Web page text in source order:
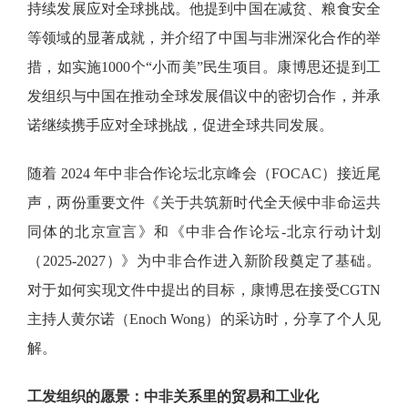
持续发展应对全球挑战。他提到中国在减贫、粮食安全
等领域的显著成就，并介绍了中国与非洲深化合作的举
措，如实施1000个“小而美”民生项目。康博思还提到工
发组织与中国在推动全球发展倡议中的密切合作，并承
诺继续携手应对全球挑战，促进全球共同发展。
随着 2024 年中非合作论坛北京峰会（FOCAC）接近尾
声，两份重要文件《关于共筑新时代全天候中非命运共
同体的北京宣言》和《中非合作论坛-北京行动计划
（2025-2027）》为中非合作进入新阶段奠定了基础。
对于如何实现文件中提出的目标，康博思在接受CGTN
主持人黄尔诺（Enoch Wong）的采访时，分享了个人见
解。
工发组织的愿景：中非关系里的贸易和工业化